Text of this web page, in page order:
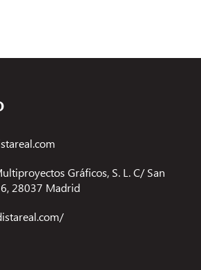
Gráficos, S. L. C/ San
28037 Madrid